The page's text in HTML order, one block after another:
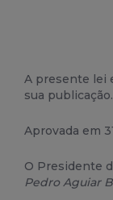
A presente lei
sua publicação.
Aprovada em
O Presidente
Pedro Aguiar